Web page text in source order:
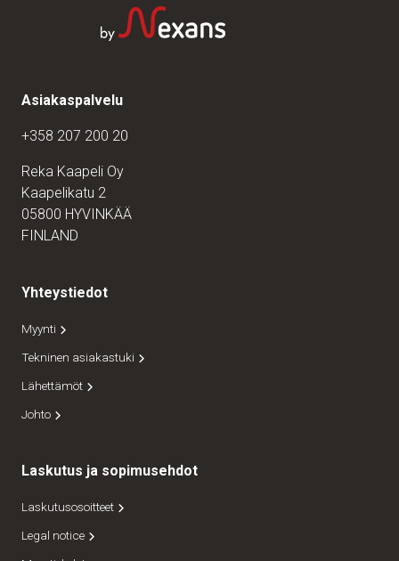
Asiakaspalvelu
+358 207 200 20
Reka Kaapeli Oy
Kaapelikatu 2
05800 HYVINKÄÄ
FINLAND
Yhteystiedot
Myynti
Tekninen asiakastuki
Lähettämöt
Johto
Laskutus ja sopimusehdot
Laskutusosoitteet
Legal notice